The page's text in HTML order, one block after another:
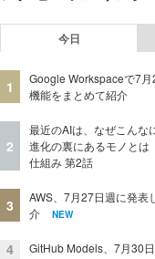
今日
1
Google Workspaceで7
機能をまとめて紹介
2
最近のAIは、なぜこん
進化の裏にあるモノと
仕組み 第2話
3
AWS、7月27日週に発表
介
NEW
4 GitHub Models、7月30